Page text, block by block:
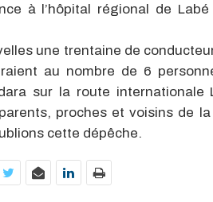
à l’hôpital régional de
une trentaine de
au nombre de 6
sur la route internationale
proches et voisins de
cette dépêche.